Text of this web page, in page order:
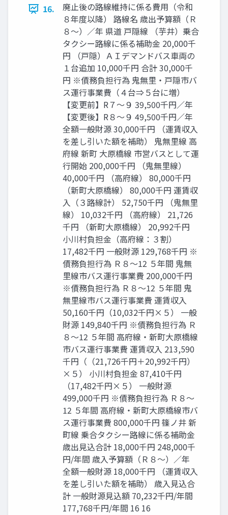
16.
廃止後の路線維持に係る費用（令和
８年度以降） 路線名 歳出予算額（Ｒ
８～）／年 県道 戸隠線 （芋井）乗合
タクシー路線に係る補助金 20,000千
円 （戸隠）ＡＩデマンドバス車両の
１台追加 10,000千円 合計 30,000千
円 ※債務負担行為 鬼無里・戸隠市バ
ス運行事業費（４台⇒５台に増）
【変更前】R７～９ 39,500千円／年
【変更後】R８～９ 49,500千円／年
全額一般財源 30,000千円 （運賃収入
を差し引いた額を補助） 鬼無里線 高
府線 新町 大原橋線 市営バスとして運
行開始 200,000千円 （鬼無里線）
40,000千円 （高府線） 80,000千円
（新町大原橋線） 80,000千円 運賃収
入（３路線計） 52,750千円 （鬼無里
線） 10,032千円 （高府線） 21,726
千円 （新町大原橋線） 20,992千円
小川村負担金（高府線：３割）
17,482千円 一般財源 129,768千円 ※
債務負担行為 Ｒ８～12 ５年間 鬼無
里線市バス運行事業費 200,000千円
※債務負担行為 Ｒ８～12 ５年間 鬼
無里線市バス運行事業費 運賃収入
50,160千円（10,032千円×５） 一般
財源 149,840千円 ※債務負担行為 Ｒ
８～12 ５年間 高府線・新町大原橋線
市バス運行事業費 運賃収入 213,590
千円（（21,726千円＋20,992千円）
×５） 小川村負担金 87,410千円
（17,482千円×５） 一般財源
499,000千円 ※債務負担行為 Ｒ８～
12 ５年間 高府線・新町大原橋線市バ
ス運行事業費 800,000千円 篠ノ井 新
町線 乗合タクシー路線に係る補助金
歳出見込合計 18,000千円 248,000千
円/年間 歳入予算額（Ｒ８～）／年
全額一般財源 18,000千円 （運賃収入
を差し引いた額を補助） 歳入見込合
計 一般財源見込額 70,232千円/年間
177,768千円/年間 16 16